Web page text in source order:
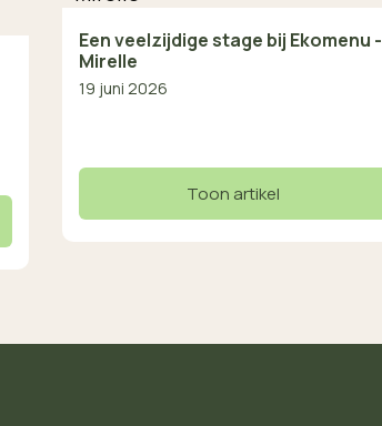
Een veelzijdige stage bij Ekomenu -
Mirelle
19 juni 2026
Toon artikel